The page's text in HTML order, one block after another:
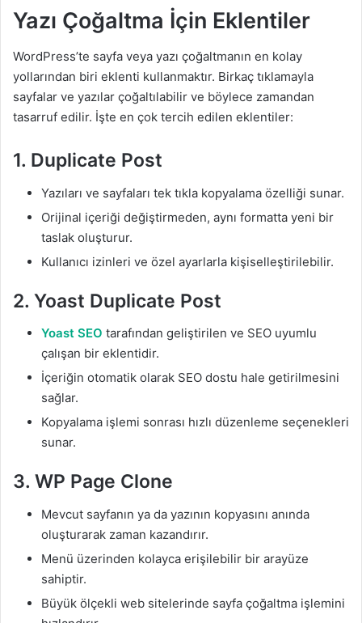
Yazı Çoğaltma İçin Eklentiler
WordPress’te sayfa veya yazı çoğaltmanın en kolay
yollarından biri eklenti kullanmaktır. Birkaç tıklamayla
sayfalar ve yazılar çoğaltılabilir ve böylece zamandan
tasarruf edilir. İşte en çok tercih edilen eklentiler:
1. Duplicate Post
Yazıları ve sayfaları tek tıkla kopyalama özelliği sunar.
Orijinal içeriği değiştirmeden, aynı formatta yeni bir
taslak oluşturur.
Kullanıcı izinleri ve özel ayarlarla kişiselleştirilebilir.
2. Yoast Duplicate Post
Yoast SEO tarafından geliştirilen ve SEO uyumlu
çalışan bir eklentidir.
İçeriğin otomatik olarak SEO dostu hale getirilmesini
sağlar.
Kopyalama işlemi sonrası hızlı düzenleme seçenekleri
sunar.
3. WP Page Clone
Mevcut sayfanın ya da yazının kopyasını anında
oluşturarak zaman kazandırır.
Menü üzerinden kolayca erişilebilir bir arayüze
sahiptir.
Büyük ölçekli web sitelerinde sayfa çoğaltma işlemini